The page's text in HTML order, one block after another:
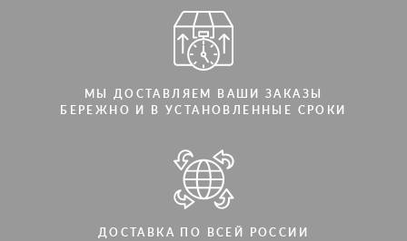
МЫ ДОСТАВЛЯЕМ ВАШИ ЗАКАЗЫ
БЕРЕЖНО И В УСТАНОВЛЕННЫЕ СРОКИ
ДОСТАВКА ПО ВСЕЙ РОССИИ